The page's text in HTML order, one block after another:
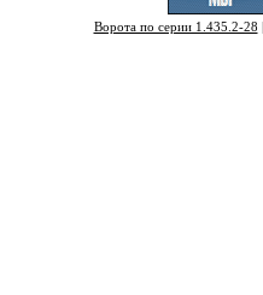
Ворота по серии 1.435.2-28